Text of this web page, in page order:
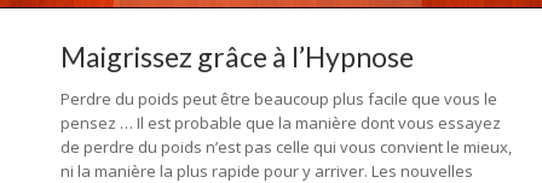
Maigrissez grâce à l’Hypnose
Perdre du poids peut être beaucoup plus facile que vous le
pensez … Il est probable que la manière dont vous essayez
de perdre du poids n’est pas celle qui vous convient le mieux,
ni la manière la plus rapide pour y arriver. Les nouvelles